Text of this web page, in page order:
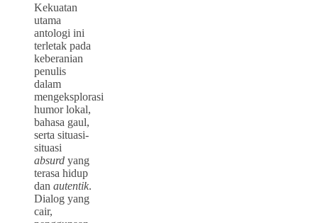
Kekuatan
utama
antologi ini
terletak pada
keberanian
penulis
dalam
mengeksplorasi
humor lokal,
bahasa gaul,
serta situasi-
situasi
absurd yang
terasa hidup
dan autentik.
Dialog yang
cair,